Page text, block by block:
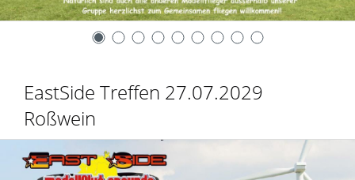
EastSide Treffen 27.07.2029
Roßwein